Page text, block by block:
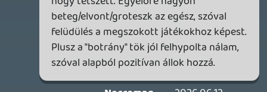
1
TESZT
2026.07.10.